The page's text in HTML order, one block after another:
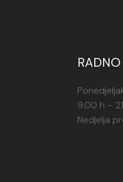
9.00 h –
Nedjelja